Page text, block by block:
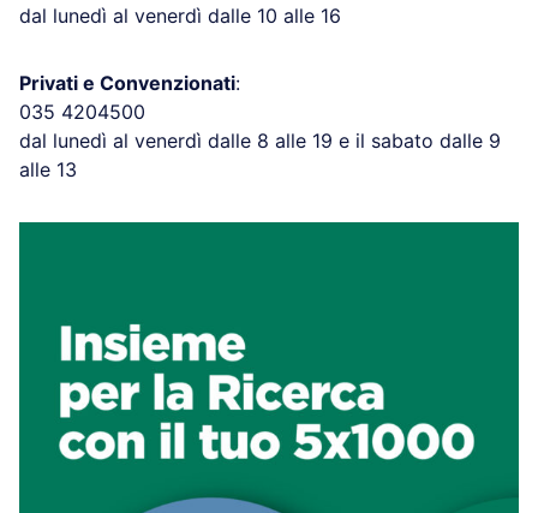
dal lunedì al venerdì dalle 10 alle 16
Privati e Convenzionati:
035 4204500
dal lunedì al venerdì dalle 8 alle 19 e il sabato dalle 9
alle 13